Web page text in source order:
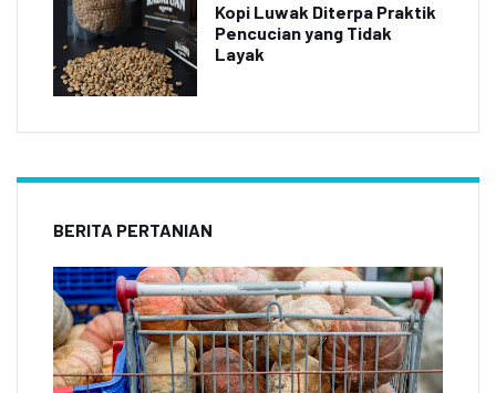
Kopi Luwak Diterpa Praktik
Pencucian yang Tidak
Layak
BERITA PERTANIAN